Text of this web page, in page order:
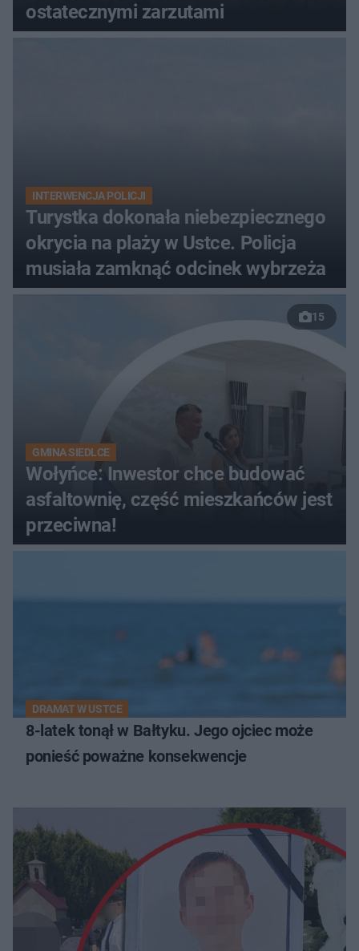
ostatecznymi zarzutami
INTERWENCJA POLICJI
Turystka dokonała niebezpiecznego
okrycia na plaży w Ustce. Policja
musiała zamknąć odcinek wybrzeża
15
GMINA SIEDLCE
Wołyńce: Inwestor chce budować
asfaltownię, część mieszkańców jest
przeciwna!
DRAMAT W USTCE
8-latek tonął w Bałtyku. Jego ojciec może
ponieść poważne konsekwencje